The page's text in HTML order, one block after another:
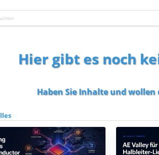
Hier gibt es noch
Haben Sie Inhalte und wollen